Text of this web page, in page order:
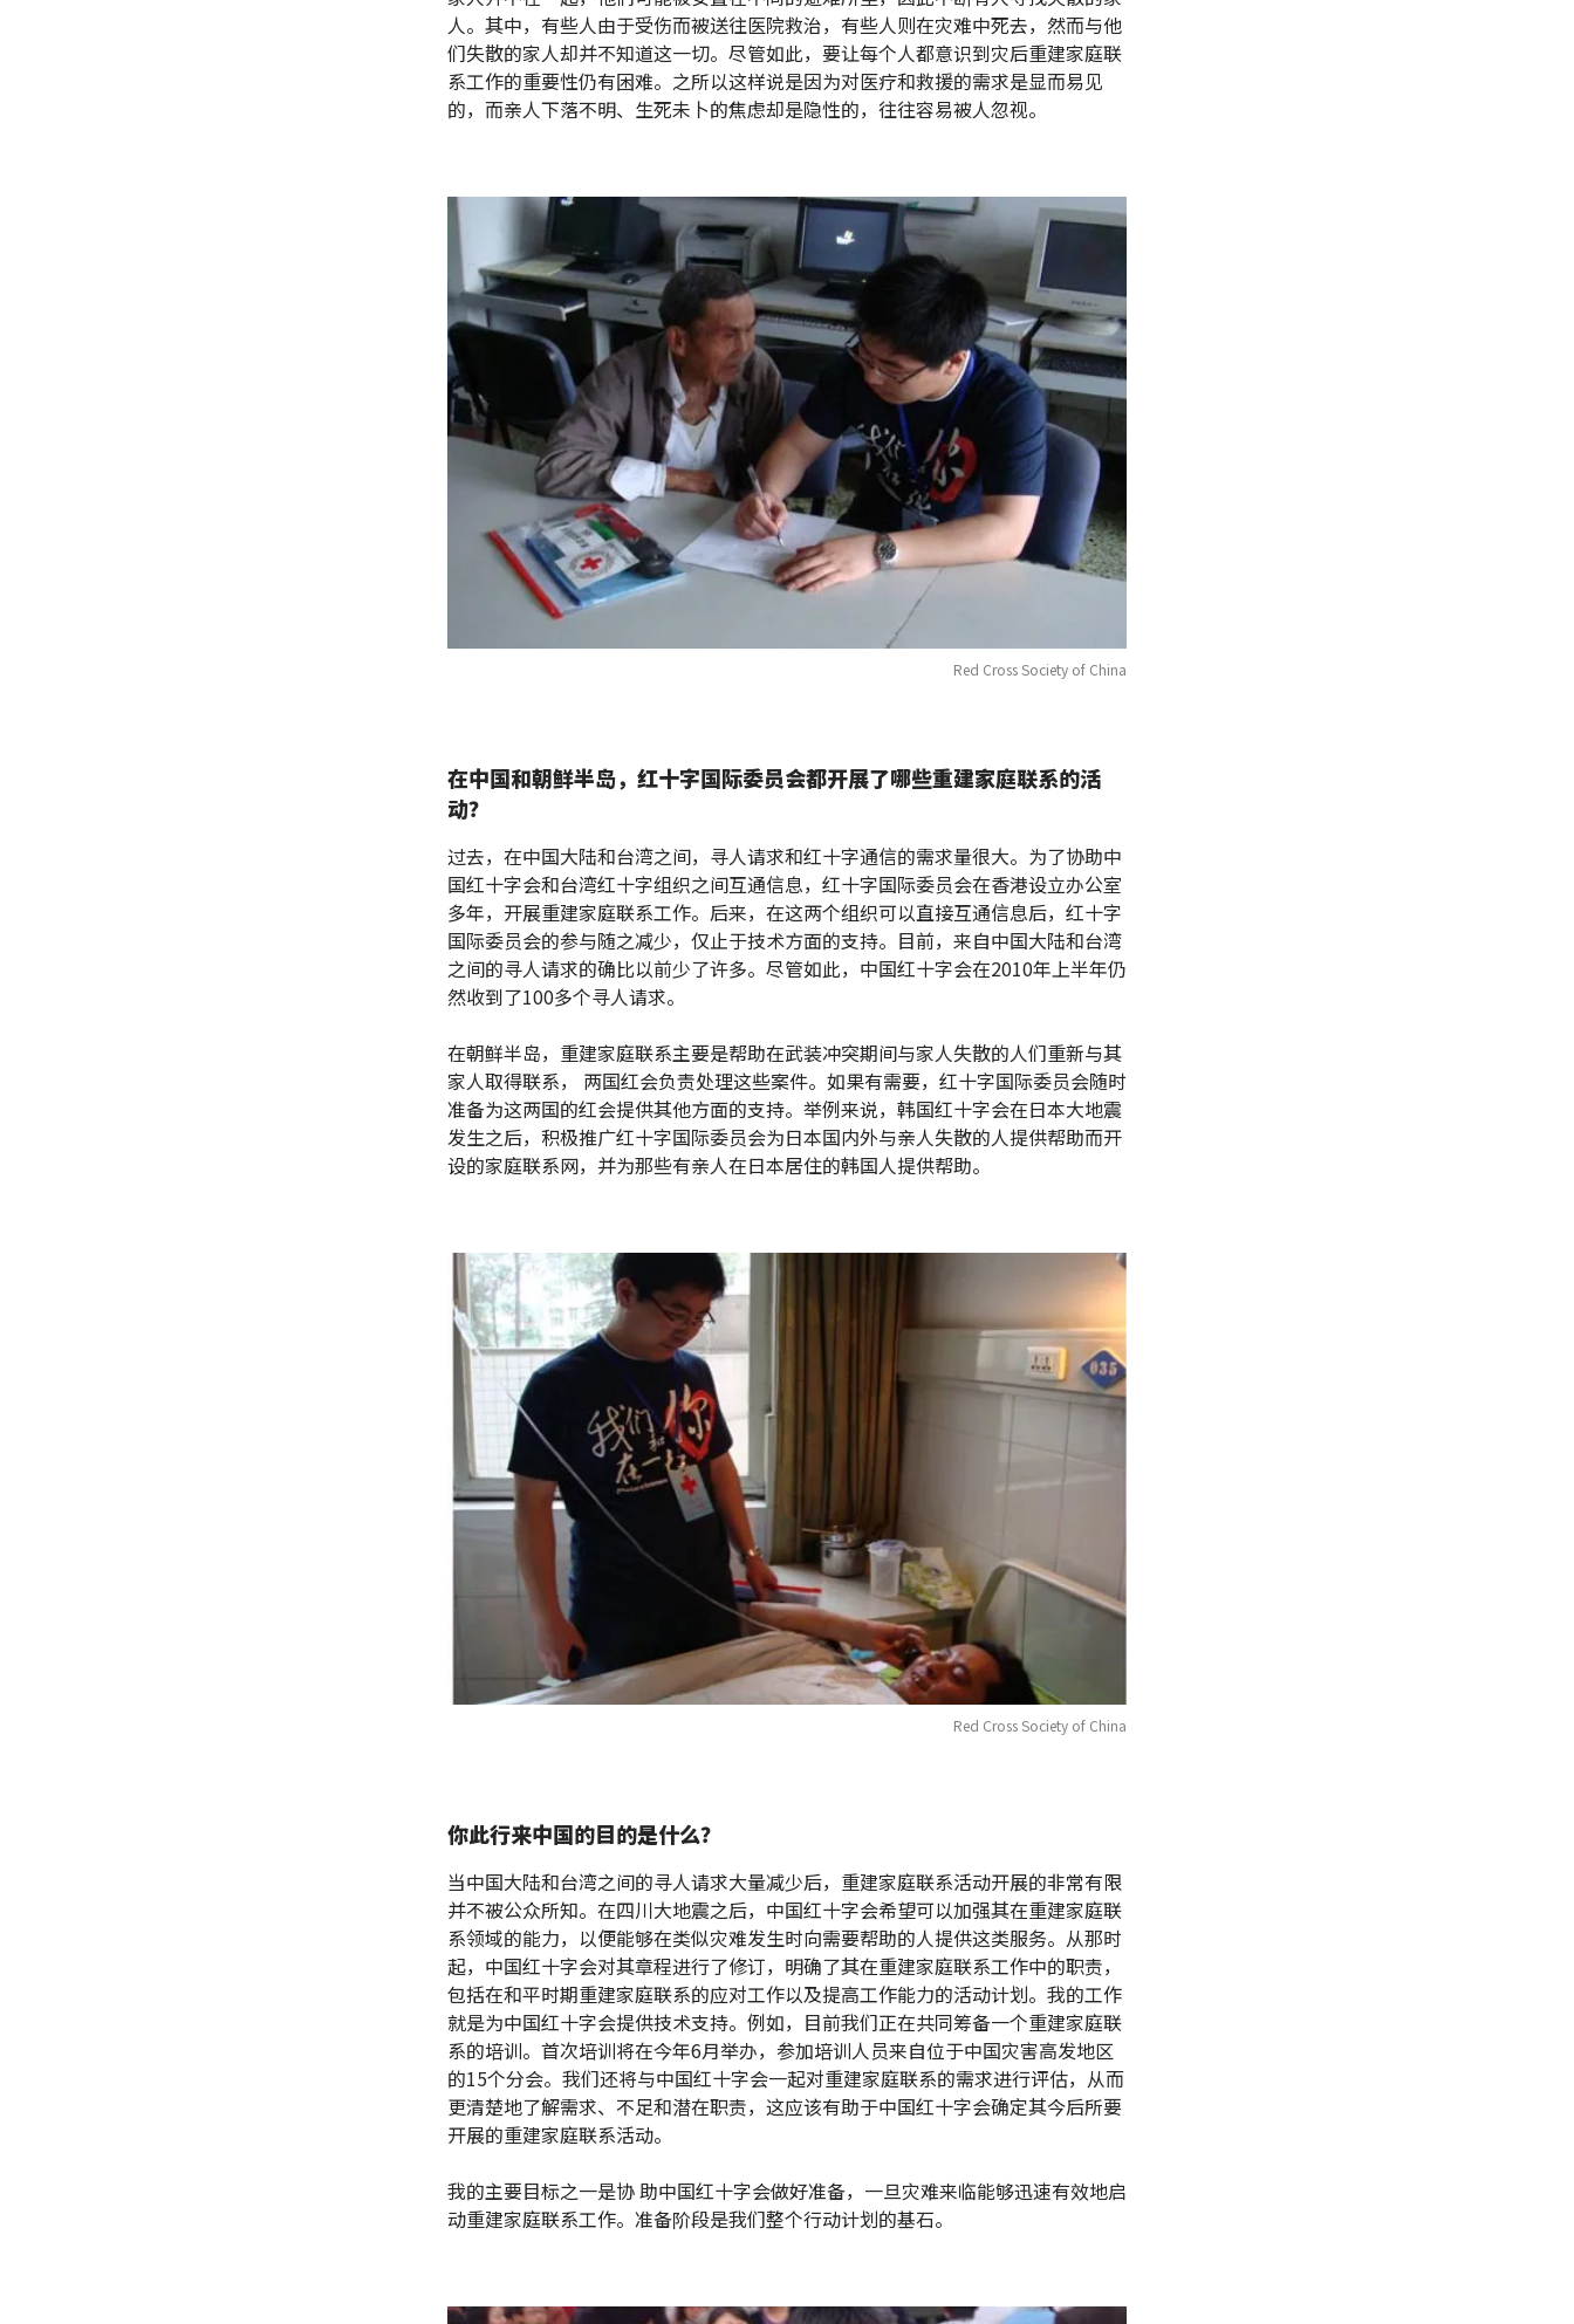
人。其中，有些人由于受伤而被送往医院救治，有些人则在灾难中死去，然而与他
们失散的家人却并不知道这一切。尽管如此，要让每个人都意识到灾后重建家庭联
系工作的重要性仍有困难。之所以这样说是因为对医疗和救援的需求是显而易见
的，而亲人下落不明、生死未卜的焦虑却是隐性的，往往容易被人忽视。
Red Cross Society of China
在中国和朝鲜半岛，红十字国际委员会都开展了哪些重建家庭联系的活
动？
过去，在中国大陆和台湾之间，寻人请求和红十字通信的需求量很大。为了协助中
国红十字会和台湾红十字组织之间互通信息，红十字国际委员会在香港设立办公室
多年，开展重建家庭联系工作。后来，在这两个组织可以直接互通信息后，红十字
国际委员会的参与随之减少，仅止于技术方面的支持。目前，来自中国大陆和台湾
之间的寻人请求的确比以前少了许多。尽管如此，中国红十字会在2010年上半年仍
然收到了100多个寻人请求。
在朝鲜半岛，重建家庭联系主要是帮助在武装冲突期间与家人失散的人们重新与其
家人取得联系， 两国红会负责处理这些案件。如果有需要，红十字国际委员会随时
准备为这两国的红会提供其他方面的支持。举例来说，韩国红十字会在日本大地震
发生之后，积极推广红十字国际委员会为日本国内外与亲人失散的人提供帮助而开
设的家庭联系网，并为那些有亲人在日本居住的韩国人提供帮助。
Red Cross Society of China
你此行来中国的目的是什么？
当中国大陆和台湾之间的寻人请求大量减少后，重建家庭联系活动开展的非常有限
并不被公众所知。在四川大地震之后，中国红十字会希望可以加强其在重建家庭联
系领域的能力，以便能够在类似灾难发生时向需要帮助的人提供这类服务。从那时
起，中国红十字会对其章程进行了修订，明确了其在重建家庭联系工作中的职责，
包括在和平时期重建家庭联系的应对工作以及提高工作能力的活动计划。我的工作
就是为中国红十字会提供技术支持。例如，目前我们正在共同筹备一个重建家庭联
系的培训。首次培训将在今年6月举办，参加培训人员来自位于中国灾害高发地区
的15个分会。我们还将与中国红十字会一起对重建家庭联系的需求进行评估，从而
更清楚地了解需求、不足和潜在职责，这应该有助于中国红十字会确定其今后所要
开展的重建家庭联系活动。
我的主要目标之一是协 助中国红十字会做好准备，一旦灾难来临能够迅速有效地启
动重建家庭联系工作。准备阶段是我们整个行动计划的基石。